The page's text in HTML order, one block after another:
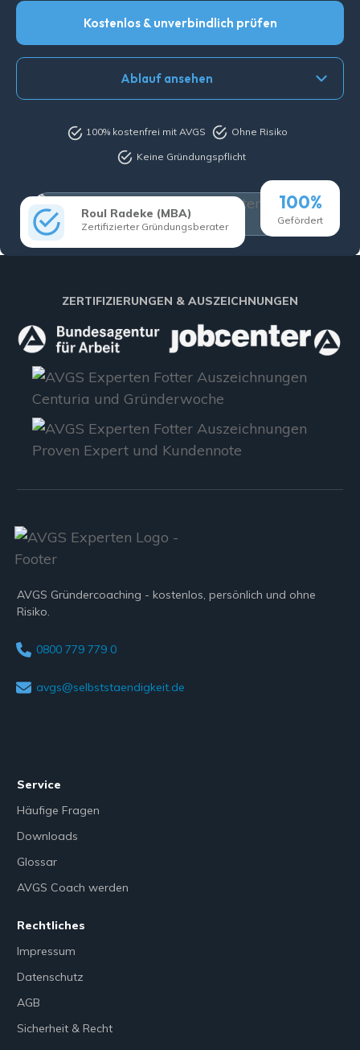
Kostenlos & unverbindlich prüfen
Ablauf ansehen
Keine Gründungspflicht
Ohne Risiko
100% kostenfrei mit AVGS
100%
Gefördert
Roul Radeke (MBA)
Zertifizierter Gründungsberater
ZERTIFIZIERUNGEN & AUSZEICHNUNGEN
AVGS Gründercoaching - kostenlos, persönlich und ohne
Risiko.
0800 779 779 0
avgs@selbststaendigkeit.de
Service
Häufige Fragen
Downloads
Glossar
AVGS Coach werden
Rechtliches
Impressum
Datenschutz
AGB
Sicherheit & Recht